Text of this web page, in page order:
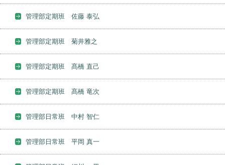
管理部定期班 佐藤 泰弘
管理部定期班 菊井雅之
管理部定期班 髙橋 直己
管理部定期班 髙橋 竜次
管理部日常班 中村 智仁
管理部日常班 平岡 真一